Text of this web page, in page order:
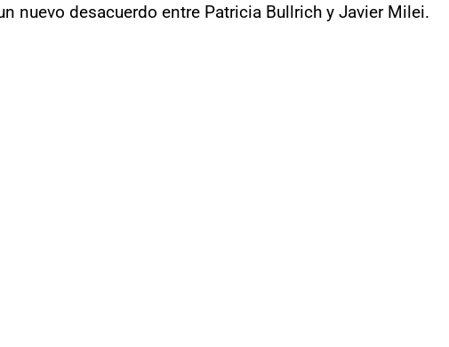
nuevo desacuerdo entre Patricia Bullrich y Javier Milei.